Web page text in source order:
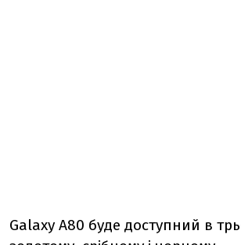
Galaxy A80 буде доступний в